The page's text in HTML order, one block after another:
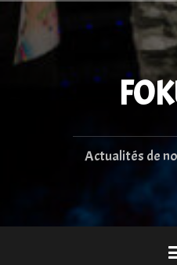
Aller
contenu
principal
Actualités de